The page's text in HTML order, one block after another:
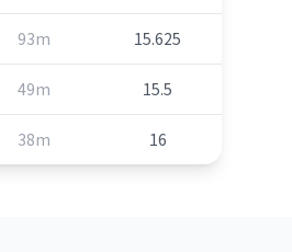
93m 15.625
49m 15.5
38m 16